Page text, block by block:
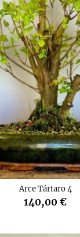
Arce Tártaro 4
140,00 €